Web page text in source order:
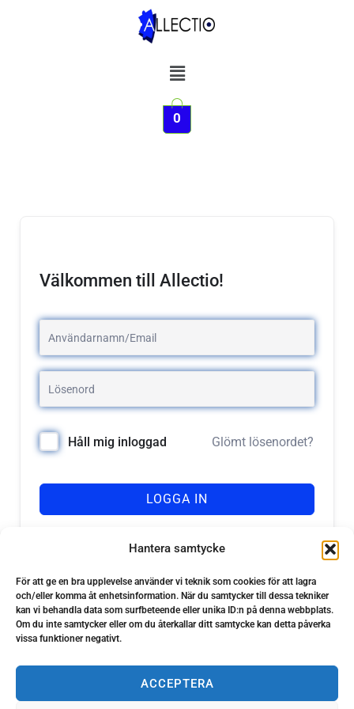
Hantera samtycke
För att ge en bra upplevelse använder vi teknik som cookies för att lagra
och/eller komma åt enhetsinformation. När du samtycker till dessa tekniker
kan vi behandla data som surfbeteende eller unika ID:n på denna webbplats.
Om du inte samtycker eller om du återkallar ditt samtycke kan detta påverka
vissa funktioner negativt.
ACCEPTERA
Meny
0
Välkommen till Allectio!
Håll mig inloggad Glömt lösenordet?
LOGGA IN
Har du inget konto? Registrera dig